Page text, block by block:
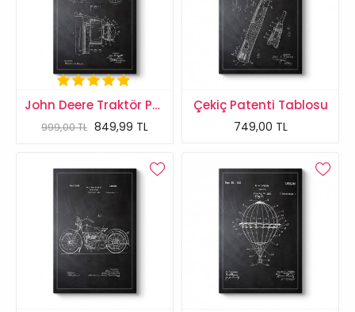
John Deere Traktör Patenti Tablosu
999,00 TL 849,99 TL
Çekiç Patenti Tablosu
749,00 TL